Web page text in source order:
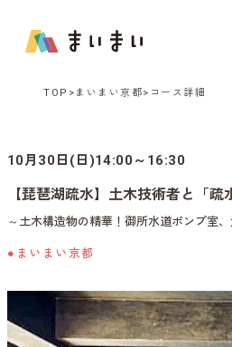
TOP まいまい京都 コース詳細
10月30日(日)14:00～16:30
【琵琶湖疏水】土木技術者と「
～土木構造物の精華！御所水道ポンプ室
●まいまい京都